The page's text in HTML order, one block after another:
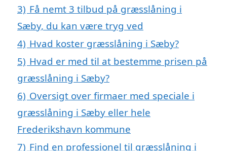
3) Få nemt 3 tilbud på græsslåning i
Sæby, du kan være tryg ved
4) Hvad koster græsslåning i Sæby?
5) Hvad er med til at bestemme prisen på
græsslåning i Sæby?
6) Oversigt over firmaer med speciale i
græsslåning i Sæby eller hele
Frederikshavn kommune
7) Find en professionel til græsslåning i